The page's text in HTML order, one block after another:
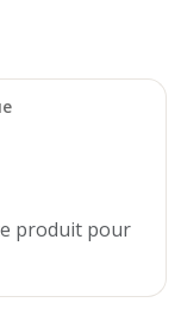
produit pour